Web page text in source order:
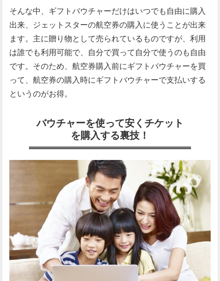
そんな中、ギフトバウチャーだけはいつでも自由に購入
出来、ジェットスターの航空券の購入に使うことが出来
ます。主に贈り物として売られているものですが、利用
は誰でも利用可能で、自分で買って自分で使うのも自由
です。そのため、航空券購入前にギフトバウチャーを買
って、航空券の購入時にギフトバウチャーで支払いする
というのがお得。
バウチャーを使って安くチケット
を購入する裏技！